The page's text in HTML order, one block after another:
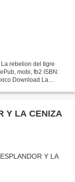
rebelion del tigre
mobi, fb2 ISBN:
Download La
Y LA CENIZA